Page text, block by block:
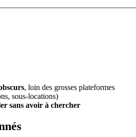
, loin des grosses plateformes
sous-locations)
sans avoir à chercher